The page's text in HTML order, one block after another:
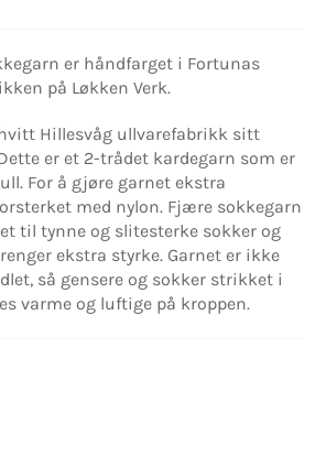
er håndfarget i Fortunas
på Løkken Verk.
Hillesvåg ullvarefabrikk sitt
er et 2-trådet kardegarn som er
For å gjøre garnet ekstra
med nylon. Fjære sokkegarn
til tynne og slitesterke sokker og
ekstra styrke. Garnet er ikke
så gensere og sokker strikket i
varme og luftige på kroppen.